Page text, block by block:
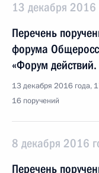
13 декабря 2016
Перечень
форума
«Форум
13 декабря 2016 года,
16 поручений
8 декабря 2016
Перечень